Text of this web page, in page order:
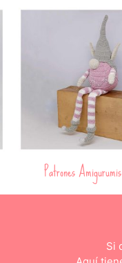
Patrones Amigurumis
Si